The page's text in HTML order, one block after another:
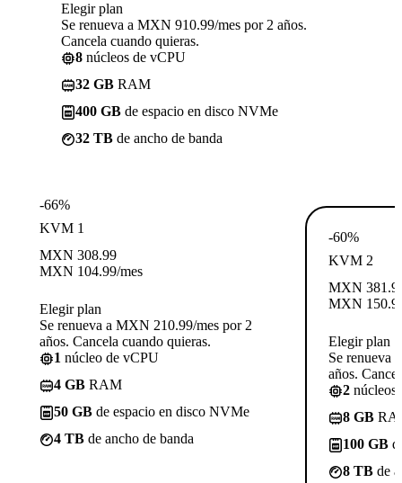
Elegir plan
Se renueva a MXN 910.99/mes por 2 años.
Cancela cuando quieras.
8 núcleos de vCPU
32 GB RAM
400 GB de espacio en disco NVMe
32 TB de ancho de banda
-66%
KVM 1
MXN 308.99
MXN 104.99/mes
Elegir plan
Se renueva a MXN 210.99/mes por 2
años. Cancela cuando quieras.
1 núcleo de vCPU
4 GB RAM
50 GB de espacio en disco NVMe
4 TB de ancho de banda
-60%
KVM 2
MXN
MXN
Elegir plan
Se renueva
años.
2 núcleos
8 GB
100 GB
8 TB de